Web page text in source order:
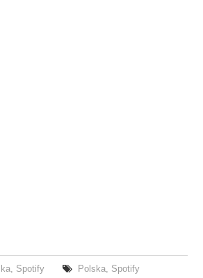
, Spotify Polska, Spotify